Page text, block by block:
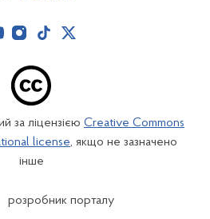
за ліцензією Creative Commons
license, якщо не зазначено
інше
розробник порталу